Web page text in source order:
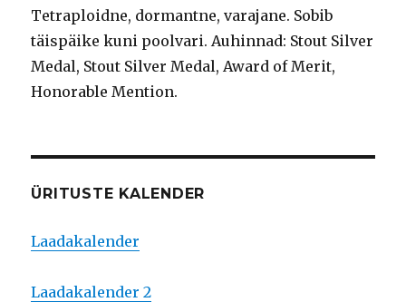
Tetraploidne, dormantne, varajane. Sobib
täispäike kuni poolvari. Auhinnad: Stout Silver
Medal, Stout Silver Medal, Award of Merit,
Honorable Mention.
ÜRITUSTE KALENDER
Laadakalender
Laadakalender 2